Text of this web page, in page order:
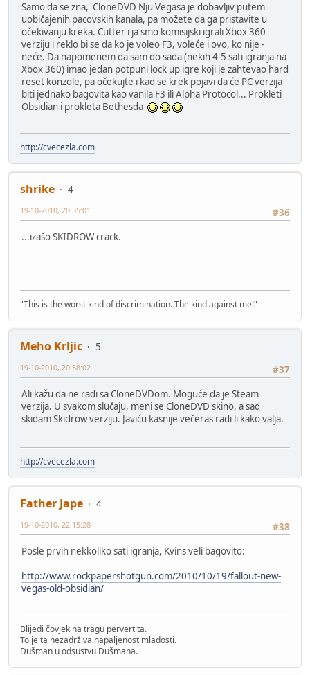
Samo da se zna, CloneDVD Nju Vegasa je dobavljiv putem
uobičajenih pacovskih kanala, pa možete da ga pristavite u
očekivanju kreka. Cutter i ja smo komisijski igrali Xbox 360
verziju i reklo bi se da ko je voleo F3, voleće i ovo, ko nije -
neće. Da napomenem da sam do sada (nekih 4-5 sati igranja na
Xbox 360) imao jedan potpuni lock up igre koji je zahtevao hard
reset konzole, pa očekujte i kad se krek pojavi da će PC verzija
biti jednako bagovita kao vanila F3 ili Alpha Protocol... Prokleti
Obsidian i prokleta Bethesda
http://cvecezla.com
shrike
4
#36
19-10-2010, 20:35:01
...izašo SKIDROW crack.
"This is the worst kind of discrimination. The kind against me!"
Meho Krljic
5
#37
19-10-2010, 20:58:02
Ali kažu da ne radi sa CloneDVDom. Moguće da je Steam
verzija. U svakom slučaju, meni se CloneDVD skino, a sad
skidam Skidrow verziju. Javiću kasnije večeras radi li kako valja.
http://cvecezla.com
Father Jape
4
#38
19-10-2010, 22:15:28
Posle prvih nekkoliko sati igranja, Kvins veli bagovito:
http://www.rockpapershotgun.com/2010/10/19/fallout-new-
vegas-old-obsidian/
Blijedi čovjek na tragu pervertita.
To je ta nezadrživa napaljenost mladosti.
Dušman u odsustvu Dušmana.